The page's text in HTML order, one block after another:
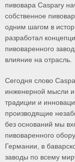
пивовара Caspary
собственное
одним шагом в
разработал
пивоваренного
влияние на отрасль.
Сегодня слово
инженерной мысли и
традиции и
производящие
без оснований мы
пивоваренного
Германии, в
заводы по всему